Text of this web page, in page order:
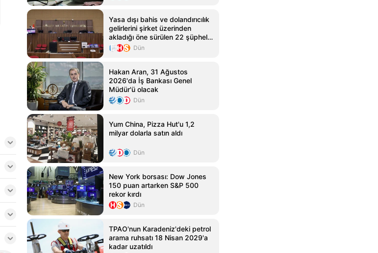
Yasa dışı bahis ve dolandırıcılık
gelirlerini şirket üzerinden
akladığı öne sürülen 22 şüpheli
için iddianame
Dün
Hakan Aran, 31 Ağustos
2026'da İş Bankası Genel
Müdür'ü olacak
Dün
Yum China, Pizza Hut'u 1,2
milyar dolarla satın aldı
Dün
New York borsası: Dow Jones
150 puan artarken S&P 500
rekor kırdı
Dün
TPAO'nun Karadeniz'deki petrol
arama ruhsatı 18 Nisan 2029'a
kadar uzatıldı